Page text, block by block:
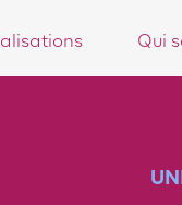
Qui